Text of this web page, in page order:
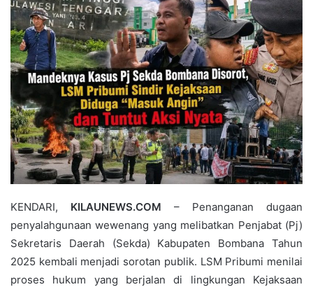
KENDARI, KILAUNEWS.COM – Penanganan dugaan
penyalahgunaan wewenang yang melibatkan Penjabat (Pj)
Sekretaris Daerah (Sekda) Kabupaten Bombana Tahun
2025 kembali menjadi sorotan publik. LSM Pribumi menilai
proses hukum yang berjalan di lingkungan Kejaksaan